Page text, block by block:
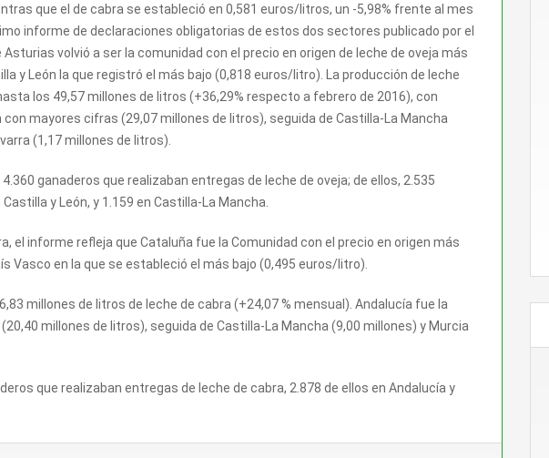
que el de cabra se estableció en 0,581 euros/litros, un -5,98% frente al mes
informe de declaraciones obligatorias de estos dos sectores publicado por el
Asturias volvió a ser la comunidad con el precio en origen de leche de oveja más
y León la que registró el más bajo (0,818 euros/litro). La producción de leche
los 49,57 millones de litros (+36,29% respecto a febrero de 2016), con
con mayores cifras (29,07 millones de litros), seguida de Castilla-La Mancha
(1,17 millones de litros).
ganaderos que realizaban entregas de leche de oveja; de ellos, 2.535
y León, y 1.159 en Castilla-La Mancha.
el informe refleja que Cataluña fue la Comunidad con el precio en origen más
Vasco en la que se estableció el más bajo (0,495 euros/litro).
millones de litros de leche de cabra (+24,07 % mensual). Andalucía fue la
millones de litros), seguida de Castilla-La Mancha (9,00 millones) y Murcia
que realizaban entregas de leche de cabra, 2.878 de ellos en Andalucía y